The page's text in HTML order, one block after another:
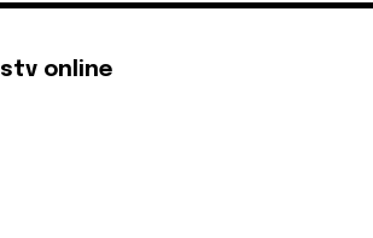
stv online